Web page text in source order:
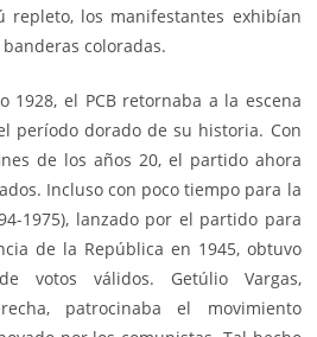
repleto, los manifestantes exhibían
coloradas.
1928, el PCB retornaba a la escena
período dorado de su historia. Con
de los años 20, el partido ahora
Incluso con poco tiempo para la
1975), lanzado por el partido para
de la República en 1945, obtuvo
votos válidos. Getúlio Vargas,
patrocinaba el movimiento